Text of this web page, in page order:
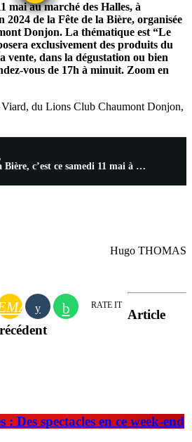
mai au marché des Halles, à
de la Fête de la Bière, organisée
Donjon. La thématique est “Le
exclusivement des produits du
vente, dans la dégustation ou bien
vous de 17h à minuit. Zoom en
du Lions Club Chaumont Donjon,
La Fête de la Bière, c’est ce samedi 11 mai à Chaumont !
Hugo THOMAS
RATE IT
Article
Des spectacles en ce week-end